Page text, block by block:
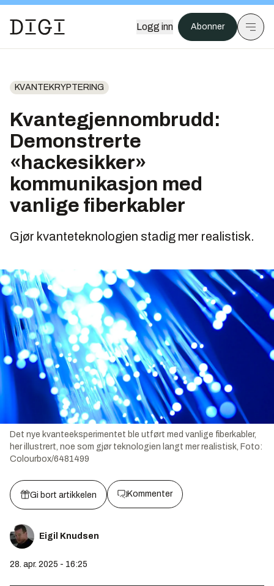
Logg inn Abonner
KVANTEKRYPTERING
Kvantegjennombrudd:
Demonstrerte
«hackesikker»
kommunikasjon med
vanlige fiberkabler
Gjør kvanteteknologien stadig mer realistisk.
Det nye kvanteeksperimentet ble utført med vanlige fiberkabler,
her illustrert, noe som gjør teknologien langt mer realistisk, Foto:
Colourbox/6481499
Gi bort artikkelen Kommenter
Eigil Knudsen
28. apr. 2025 - 16:25